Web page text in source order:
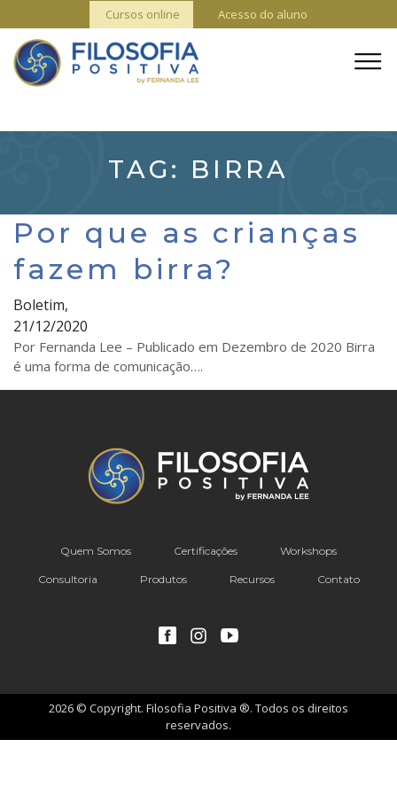
Cursos online Acesso do aluno
TAG: BIRRA
Por que as crianças
fazem birra?
Boletim,
21/12/2020
Por Fernanda Lee – Publicado em Dezembro de 2020 Birra
é uma forma de comunicação….
Quem Somos Certificações Workshops
Consultoria Produtos Recursos Contato
2026 © Copyright. Filosofia Positiva ®. Todos os direitos
reservados.